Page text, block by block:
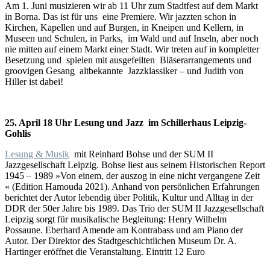
Am 1. Juni musizieren wir ab 11 Uhr zum Stadtfest auf dem Markt
in Borna. Das ist für uns eine Premiere. Wir jazzten schon in
Kirchen, Kapellen und auf Burgen, in Kneipen und Kellern, in
Museen und Schulen, in Parks, im Wald und auf Inseln, aber noch
nie mitten auf einem Markt einer Stadt. Wir treten auf in kompletter
Besetzung und spielen mit ausgefeilten Bläserarrangements und
groovigen Gesang altbekannte Jazzklassiker – und Judith von
Hiller ist dabei!
25. April 18 Uhr Lesung und Jazz im Schillerhaus Leipzig-
Gohlis
Lesung & Musik mit Reinhard Bohse und der SUM II
Jazzgesellschaft Leipzig. Bohse liest aus seinem Historischen Report
1945 – 1989 »Von einem, der auszog in eine nicht vergangene Zeit
« (Edition Hamouda 2021). Anhand von persönlichen Erfahrungen
berichtet der Autor lebendig über Politik, Kultur und Alltag in der
DDR der 50er Jahre bis 1989. Das Trio der SUM II Jazzgesellschaft
Leipzig sorgt für musikalische Begleitung: Henry Wilhelm
Possaune. Eberhard Amende am Kontrabass und am Piano der
Autor. Der Direktor des Stadtgeschichtlichen Museum Dr. A.
Hartinger eröffnet die Veranstaltung. Eintritt 12 Euro